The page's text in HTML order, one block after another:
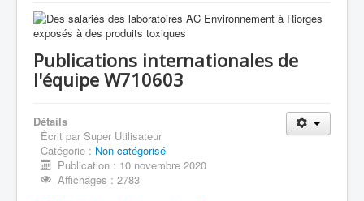
Accueil
Equipe W710601
Equipe W710602
Equipe W710603
Equipe W710604
Equipe 710605
Production scientifique
Publications internationales de
l'équipe W710603
Détails
Écrit par Super Utilisateur
Catégorie : Non catégorisé
Publication : 10 novembre 2020
Affichages : 2783